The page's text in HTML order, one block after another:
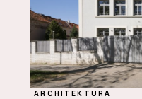
ARCHITEKTURA